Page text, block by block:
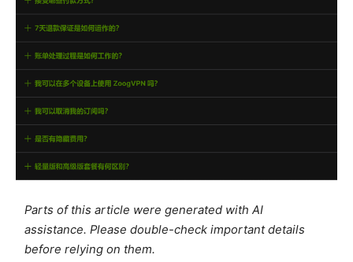
Parts of this article were generated with AI
assistance. Please double-check important details
before relying on them.